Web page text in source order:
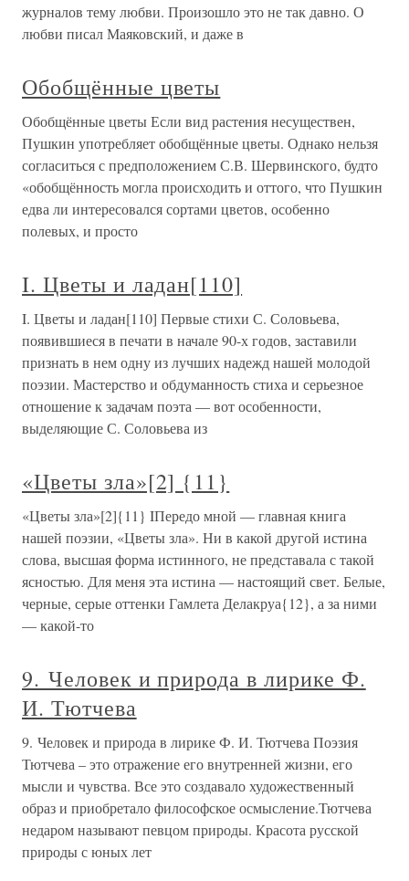
журналов тему любви. Произошло это не так давно. О
любви писал Маяковский, и даже в
Обобщённые цветы
Обобщённые цветы Если вид растения несуществен,
Пушкин употребляет обобщённые цветы. Однако нельзя
согласиться с предположением С.В. Шервинского, будто
«обобщённость могла происходить и оттого, что Пушкин
едва ли интересовался сортами цветов, особенно
полевых, и просто
I. Цветы и ладан[110]
I. Цветы и ладан[110] Первые стихи С. Соловьева,
появившиеся в печати в начале 90-х годов, заставили
признать в нем одну из лучших надежд нашей молодой
поэзии. Мастерство и обдуманность стиха и серьезное
отношение к задачам поэта — вот особенности,
выделяющие С. Соловьева из
«Цветы зла»[2] {11}
«Цветы зла»[2]{11} IПередо мной — главная книга
нашей поэзии, «Цветы зла». Ни в какой другой истина
слова, высшая форма истинного, не представала с такой
ясностью. Для меня эта истина — настоящий свет. Белые,
черные, серые оттенки Гамлета Делакруа{12}, а за ними
— какой-то
9. Человек и природа в лирике Ф.
И. Тютчева
9. Человек и природа в лирике Ф. И. Тютчева Поэзия
Тютчева – это отражение его внутренней жизни, его
мысли и чувства. Все это создавало художественный
образ и приобретало философское осмысление.Тютчева
недаром называют певцом природы. Красота русской
природы с юных лет